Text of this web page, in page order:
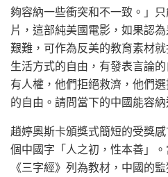
夠容納一些衝突和不一致。」
片，這部純美國電影，如果認
艱難，可作為反美的教育素材
生活方式的自由，有發表言論
有人權，他們拒絕救濟，他們
的自由。請問當下的中國能容納
趙婷奧斯卡頒獎式簡短的受獎
個中國字「人之初，性本善」
《三字經》列為教材，中國的